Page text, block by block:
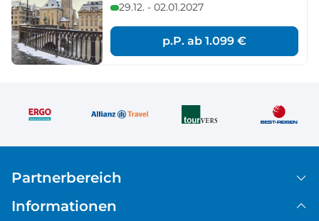
29.12. - 02.01.2027
p.P. ab 1.099 €
Partnerbereich
Informationen